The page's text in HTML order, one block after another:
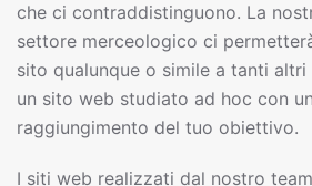
che ci contraddistinguono. La
settore merceologico ci
sito qualunque o simile a tanti
un sito web studiato ad hoc con
raggiungimento del tuo obiettivo.
I siti web realizzati dal nostro